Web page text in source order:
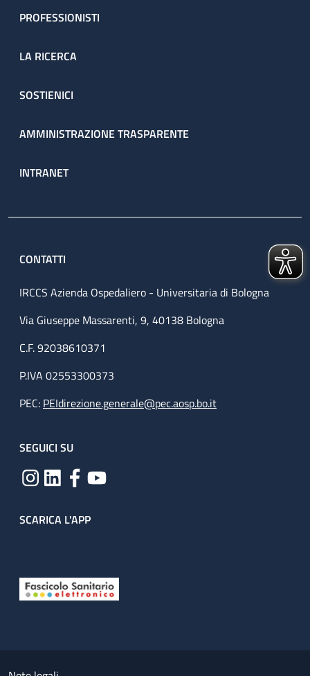
PROFESSIONISTI
LA RICERCA
SOSTIENICI
AMMINISTRAZIONE TRASPARENTE
INTRANET
CONTATTI
IRCCS Azienda Ospedaliero - Universitaria di Bologna
Via Giuseppe Massarenti, 9, 40138 Bologna
C.F. 92038610371
P.IVA 02553300373
PEC: PEIdirezione.generale@pec.aosp.bo.it
SEGUICI SU
SCARICA L'APP
Small prints